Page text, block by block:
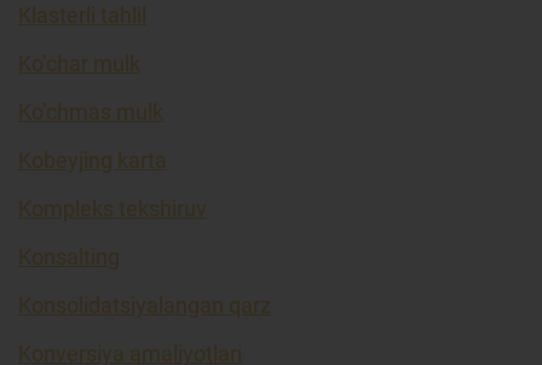
Klasterli tahlil
Ko’char mulk
Ko’chmas mulk
Kobeyjing karta
Kompleks tekshiruv
Konsalting
Konsolidatsiyalangan qarz
Konversiya amaliyotlari